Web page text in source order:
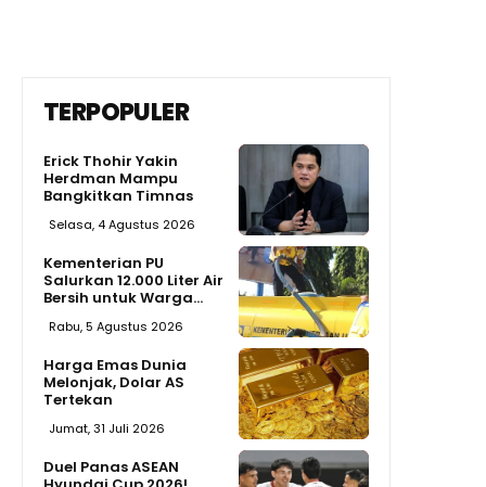
TERPOPULER
Erick Thohir Yakin
Herdman Mampu
Bangkitkan Timnas
Selasa, 4 Agustus 2026
Kementerian PU
Salurkan 12.000 Liter Air
Bersih untuk Warga...
Rabu, 5 Agustus 2026
Harga Emas Dunia
Melonjak, Dolar AS
Tertekan
Jumat, 31 Juli 2026
Duel Panas ASEAN